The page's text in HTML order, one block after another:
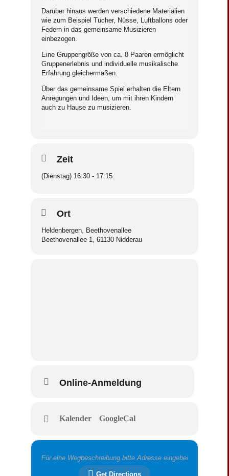
Darüber hinaus werden verschiedene Materialien
wie zum Beispiel Tücher, Nüsse, Luftballons oder
Federn in das gemeinsame Musizieren
einbezogen.
Eine Gruppengröße von ca. 8 Paaren ermöglicht
Gruppenerlebnis und individuelle musikalische
Erfahrung gleichermaßen.
Über das gemeinsame Spiel erhalten die Eltern
Anregungen und Ideen, um mit ihren Kindern
auch zu Hause zu musizieren.
Zeit
(Dienstag) 16:30 - 17:15
Ort
Heldenbergen, Beethovenallee
Beethovenallee 1, 61130 Nidderau
Online-Anmeldung
Kalender GoogleCal
Get Directions